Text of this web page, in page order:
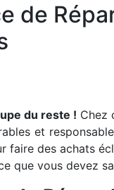
de
du reste ! Chez
et
faire des achats
que vous devez